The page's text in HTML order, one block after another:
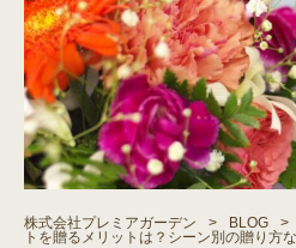
株式会社プレミアガーデン > BLOG >
トを贈るメリットは？シーン別の贈り方